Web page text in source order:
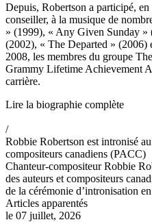
Depuis, Robertson a participé,
conseiller, à la musique de
» (1999), « Any Given Sunday
(2002), « The Departed » (2006)
2008, les membres du groupe
Grammy Lifetime Achievement
carrière.
Lire la biographie complète
/
Robbie Robertson est intronisé
compositeurs canadiens (PACC)
Chanteur-compositeur Robbie
des auteurs et compositeurs
de la cérémonie d’intronisation
Articles apparentés
le 07 juillet, 2026